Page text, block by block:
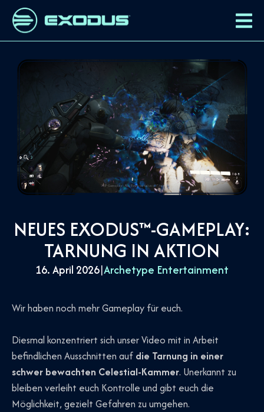
NEUES EXODUS™-GAMEPLAY:
TARNUNG IN AKTION
16. April 2026|Archetype Entertainment
Wir haben noch mehr Gameplay für euch.
Diesmal konzentriert sich unser Video mit in Arbeit
befindlichen Ausschnitten auf die Tarnung in einer
schwer bewachten Celestial-Kammer. Unerkannt zu
bleiben verleiht euch Kontrolle und gibt euch die
Möglichkeit, gezielt Gefahren zu umgehen.